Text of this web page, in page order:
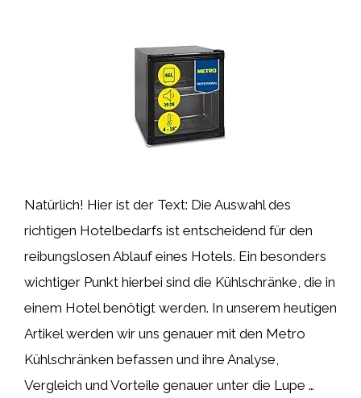
Natürlich! Hier ist der Text: Die Auswahl des
richtigen Hotelbedarfs ist entscheidend für den
reibungslosen Ablauf eines Hotels. Ein besonders
wichtiger Punkt hierbei sind die Kühlschränke, die in
einem Hotel benötigt werden. In unserem heutigen
Artikel werden wir uns genauer mit den Metro
Kühlschränken befassen und ihre Analyse,
Vergleich und Vorteile genauer unter die Lupe …